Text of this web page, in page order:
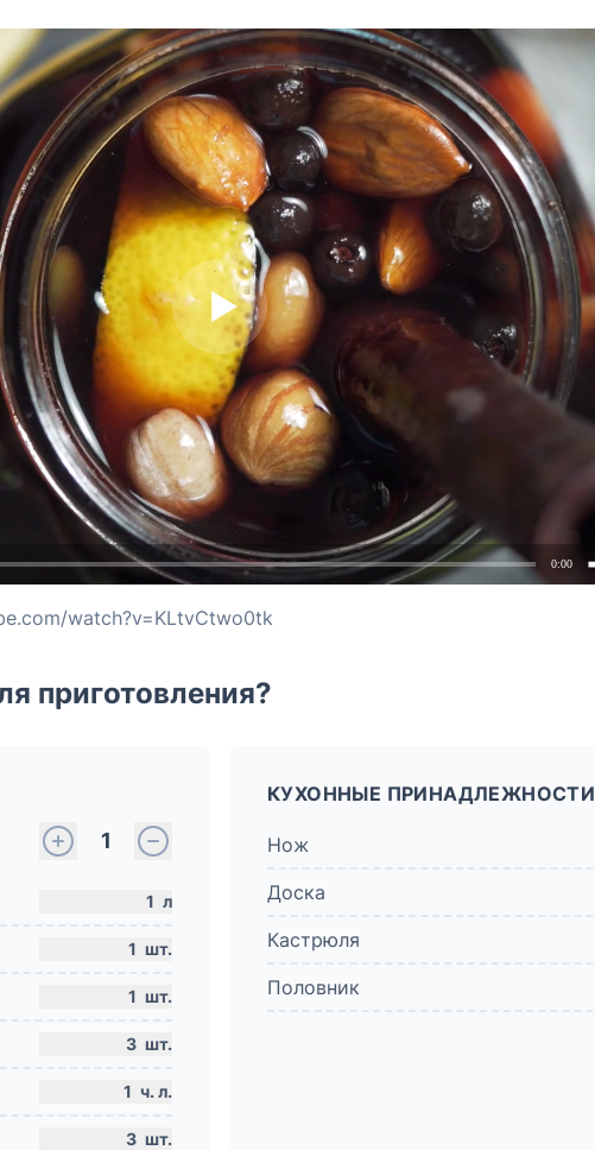
0:00
watch?v=KLtvCtwo0tk
приготовления?
1
1 л
1 шт.
1 шт.
3 шт.
1 ч. л.
3 шт.
КУХОННЫЕ ПРИНАДЛЕЖНОСТИ
Нож
Доска
Кастрюля
Половник